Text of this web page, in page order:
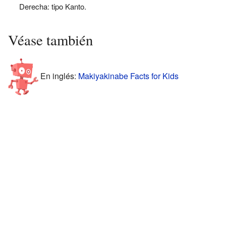
Derecha: tipo Kanto.
Véase también
En inglés: Makiyakinabe Facts for Kids